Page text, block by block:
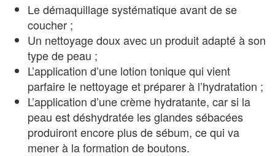
Le démaquillage systématique avant de se
coucher ;
Un nettoyage doux avec un produit adapté à son
type de peau ;
L’application d’une lotion tonique qui vient
parfaire le nettoyage et préparer à l’hydratation ;
L’application d’une crème hydratante, car si la
peau est déshydratée les glandes sébacées
produiront encore plus de sébum, ce qui va
mener à la formation de boutons.